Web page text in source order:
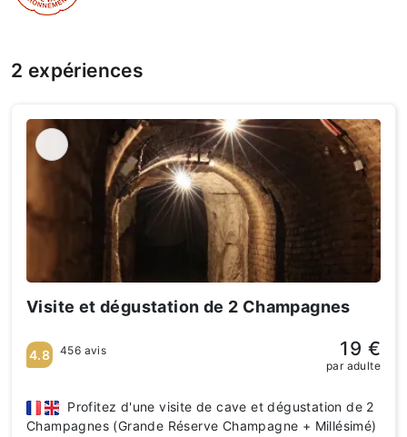
2 expériences
Visite et dégustation de 2 Champagnes
Profitez d'une visite de cave et dégustation de 2
Champagnes (Grande Réserve Champagne + Millésimé)
4.8 456 avis 19 €
par adulte